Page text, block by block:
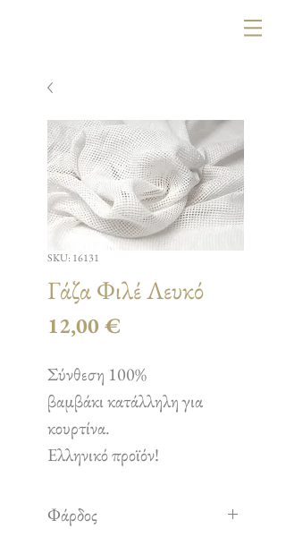
SKU: 16131
Γάζα Φιλέ Λευκό
12,00 €
Σύνθεση 100%
βαμβάκι κατάλληλη για
κουρτίνα.
Ελληνικό προϊόν!
Φάρδος